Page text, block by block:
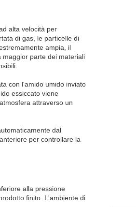
alta velocità per
di gas, le particelle di
ampia, il
maggior parte dei materiali
con l'amido umido inviato
essiccato viene
attraverso un
dal
per controllare la
alla pressione
finito. L'ambiente di